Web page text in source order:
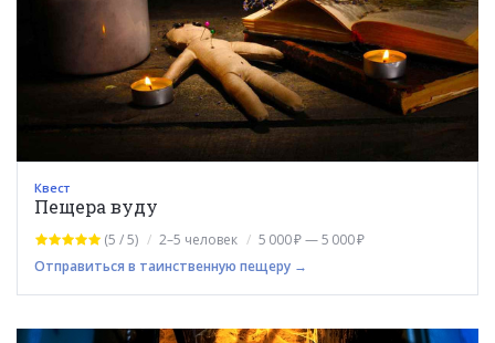
Квест
Пещера вуду
(5 / 5) 2–5 человек
5 000 ₽ — 5 000 ₽
Отправиться в таинственную пещеру →